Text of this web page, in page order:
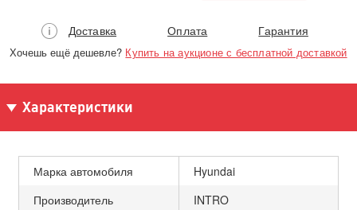
Доставка Оплата Гарантия
Хочешь ещё дешевле? Купить на аукционе с бесплатной доставкой
Характеристики
Марка автомобиля
Hyundai
Производитель
INTRO